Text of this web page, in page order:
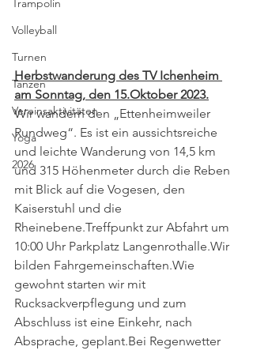
Trampolin
Volleyball
Turnen
Tanzen
Vereinsaktivitäten
Yoga
2026
Herbstwanderung des TV Ichenheim
am Sonntag, den 15.Oktober 2023.
Wir wandern den „Ettenheimweiler
Rundweg“. Es ist ein aussichtsreiche
und leichte Wanderung von 14,5 km
und 315 Höhenmeter durch die Reben
mit Blick auf die Vogesen, den
Kaiserstuhl und die
Rheinebene.Treffpunkt zur Abfahrt um
10:00 Uhr Parkplatz Langenrothalle.Wir
bilden Fahrgemeinschaften.Wie
gewohnt starten wir mit
Rucksackverpflegung und zum
Abschluss ist eine Einkehr, nach
Absprache, geplant.Bei Regenwetter